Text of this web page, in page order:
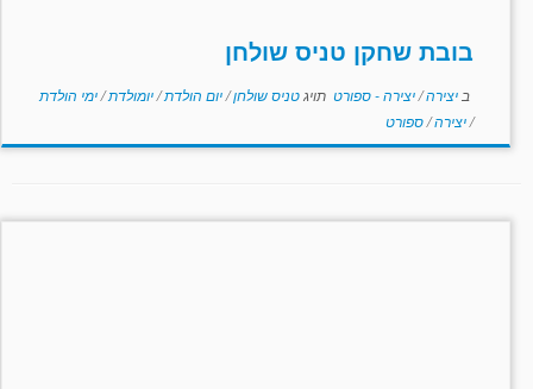
בובת שחקן טניס שולחן
ב יצירה/יצירה - ספורט תויגטניס שולחן/יום הולדת/יומולדת/ימי הולדת
/יצירה/ספורט